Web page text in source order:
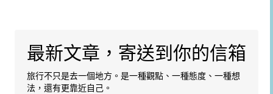
最新文章，寄送到你的信箱
旅行不只是去一個地方。是一種觀點、一種態度、一種想
法，還有更靠近自己。